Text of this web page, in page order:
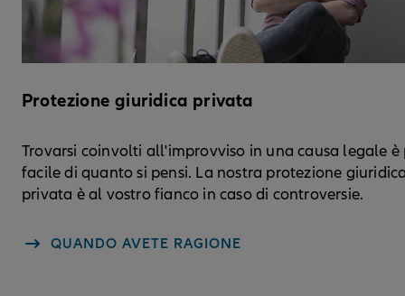
Protezione giuridica privata
Trovarsi coinvolti all'improvviso in una causa legale è
facile di quanto si pensi. La nostra protezione
privata è al vostro fianco in caso di controversie.
QUANDO AVETE RAGIONE